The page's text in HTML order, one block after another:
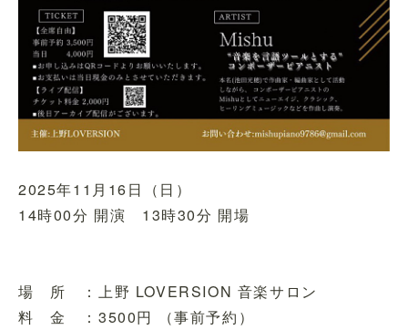
2025年11月16日（日）
14時00分 開演 13時30分 開場
場 所 ：上野 LOVERSION 音楽サロン
料 金 ：3500円 （事前予約）